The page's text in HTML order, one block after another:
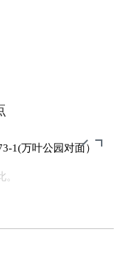
1(万叶公园对面）